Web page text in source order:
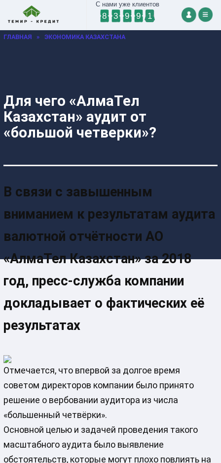
С нами уже клиентов
8 3 9 9 1
ГЛАВНАЯ » ЭКОНОМИКА КАЗАХСТАНА
Для чего «АлмаТел
Казахстан» аудит от
«большой четверки»?
В связи с завышенным
вниманием к результатам аудита
валютной отчётности АО
«АлмаТел Казахстан» за 2018
год, пресс-служба компании
докладывает о фактических её
результатах
Отмечается, что впервой за долгое время
советом директоров компании было принято
решение о вербовании аудитора из числа
«большенный четвёрки».
Основной целью и задачей проведения такого
масштабного аудита было выявление
обстоятельств, которые могут плохо повлиять на